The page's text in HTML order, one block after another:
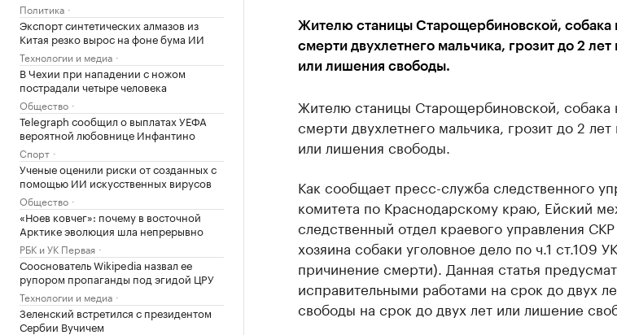
Политика
Экспорт синтетических алмазов из
Китая резко вырос на фоне бума ИИ
Технологии и медиа
В Чехии при нападении с ножом
пострадали четыре человека
Общество
Telegraph сообщил о выплатах УЕФА
вероятной любовнице Инфантино
Спорт
Ученые оценили риски от созданных с
помощью ИИ искусственных вирусов
Общество
«Ноев ковчег»: почему в восточной
Арктике эволюция шла непрерывно
РБК и УК Первая
Сооснователь Wikipedia назвал ее
рупором пропаганды под эгидой ЦРУ
Технологии и медиа
Зеленский встретился с президентом
Сербии Вучичем
Жителю станицы Старощербиновской, собака
смерти двухлетнего мальчика, грозит до 2
или лишения свободы.
Жителю станицы Старощербиновской, собака
смерти двухлетнего мальчика, грозит до 2
или лишения свободы.
Как сообщает пресс-служба следственного
комитета по Краснодарскому краю, Ейский
следственный отдел краевого управления
хозяина собаки уголовное дело по ч.1 ст.109
причинение смерти). Данная статья
исправительными работами на срок до двух
свободы на срок до двух лет или лишение